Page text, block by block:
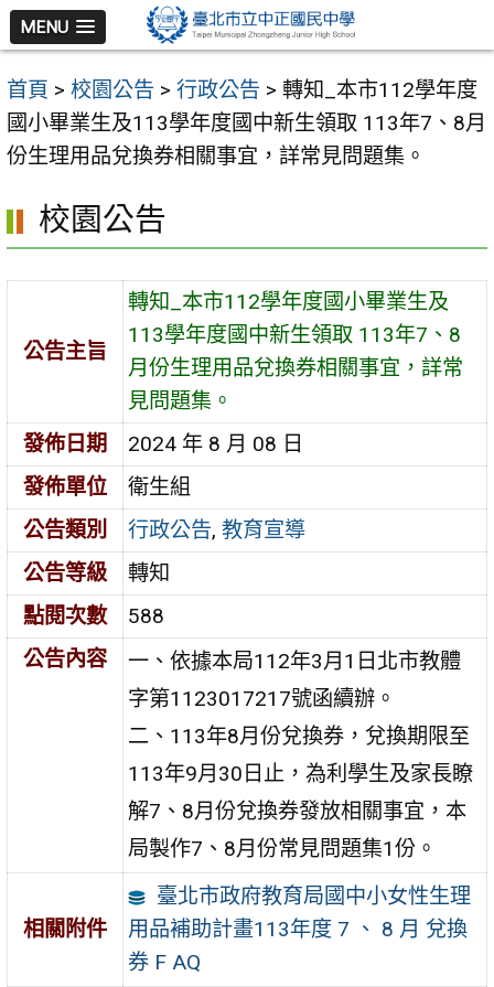
跳
至
主
要
內
區
MENU
首頁 > 校園公告 > 行政公告 > 轉知_本市112學年度
國小畢業生及113學年度國中新生領取 113年7、8月
份生理用品兌換券相關事宜，詳常見問題集。
校園公告
公告主旨
轉知_本市112學年度國小畢業生及
113學年度國中新生領取 113年7、8
月份生理用品兌換券相關事宜，詳常
見問題集。
發佈日期
2024 年 8 月 08 日
發佈單位
衛生組
公告類別
行政公告,教育宣導
公告等級
轉知
點閱次數
588
公告內容
一、依據本局112年3月1日北市教體
字第1123017217號函續辦。
二、113年8月份兌換券，兌換期限至
113年9月30日止，為利學生及家長瞭
解7、8月份兌換券發放相關事宜，本
局製作7、8月份常見問題集1份。
相關附件
臺北市政府教育局國中小女性生理
用品補助計畫113年度 7 、 8 月 兌換
券 F AQ